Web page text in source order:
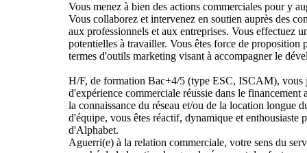
Vous menez à bien des actions commerciales pour y
Vous collaborez et intervenez en soutien auprès des
aux professionnels et aux entreprises. Vous effectuez
potentielles à travailler. Vous êtes force de proposition
termes d'outils marketing visant à accompagner le
H/F, de formation Bac+4/5 (type ESC, ISCAM), vous
d'expérience commerciale réussie dans le
la connaissance du réseau et/ou de la location longue
d'équipe, vous êtes réactif, dynamique et enthousiaste
d'Alphabet.
Aguerri(e) à la relation commerciale, votre sens du